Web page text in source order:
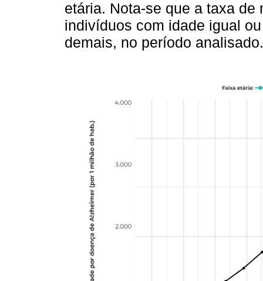
etária. Nota-se que a taxa
indivíduos com idade igual
demais, no período analisado.